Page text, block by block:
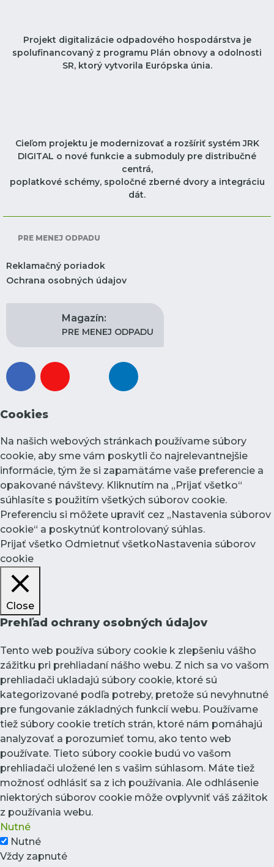
Projekt digitalizácie odpadového hospodárstva je
spolufinancovaný z programu Plán obnovy a odolnosti
SR, ktorý vytvorila Európska únia.
Cieľom projektu je modernizovať a rozšíriť systém JRK
DIGITAL o nové funkcie a submoduly pre distribučné
centrá,
poplatkové schémy, spoločné zberné dvory a integráciu
dát.
PRE MENEJ ODPADU
Reklamačný poriadok
Ochrana osobných údajov
Magazín:
PRE MENEJ ODPADU
facebookyoutube instagramlinkedin
Cookies
Na našich webových stránkach používame súbory
cookie, aby sme vám poskytli čo najrelevantnejšie
informácie, tým že si zapamätáme vaše preferencie a
opakované návštevy. Kliknutím na „Prijať všetko“
súhlasíte s použitím všetkých súborov cookie.
Preferenciu si môžete upraviť cez „Nastavenia súborov
cookie“ a poskytnúť kontrolovaný súhlas.
Prijať všetko Odmietnuť všetko Nastavenia súborov
cookie
Close
Prehľad ochrany osobných údajov
Tento web používa súbory cookie k zlepšeniu vášho
zážitku pri prehliadaní nášho webu. Z nich sa vo vašom
prehliadači ukladajú súbory cookie, ktoré sú
kategorizované podľa potreby, pretože sú nevyhnutné
pre fungovanie základných funkcií webu. Používame
tiež súbory cookie tretích strán, ktoré nám pomáhajú
analyzovať a porozumieť tomu, ako tento web
používate. Tieto súbory cookie budú vo vašom
prehliadači uložené len s vašim súhlasom. Máte tiež
možnosť odhlásiť sa z ich používania. Ale odhlásenie
niektorých súborov cookie môže ovplyvniť váš zážitok
z používania webu.
Nutné
Nutné
Vždy zapnuté